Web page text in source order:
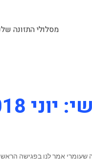
מסלולי התזונה
2018
שעומרי אמר לנו בפגישה